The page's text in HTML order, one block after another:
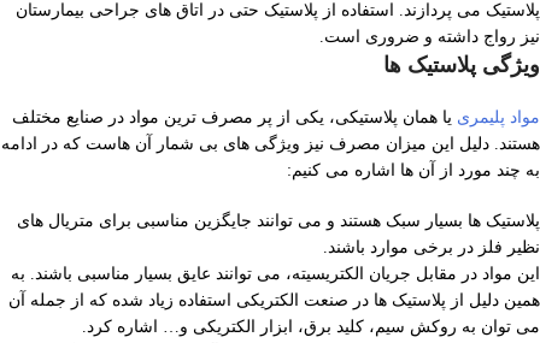
پلاستیک می پردازند. استفاده از پلاستیک حتی در اتاق های جراحی بیمارستان
نیز رواج داشته و ضروری است.
ویژگی پلاستیک ها
مواد پلیمری یا همان پلاستیکی، یکی از پر مصرف ترین مواد در صنایع مختلف
هستند. دلیل این میزان مصرف نیز ویژگی های بی شمار آن هاست که در ادامه
به چند مورد از آن ها اشاره می کنیم:
پلاستیک ها بسیار سبک هستند و می توانند جایگزین مناسبی برای متریال های
نظیر فلز در برخی موارد باشند.
این مواد در مقابل جریان الکتریسیته، می توانند عایق بسیار مناسبی باشند. به
همین دلیل از پلاستیک ها در صنعت الکتریکی استفاده زیاد شده که از جمله آن
می توان به روکش سیم، کلید برق، ابزار الکتریکی و… اشاره کرد.